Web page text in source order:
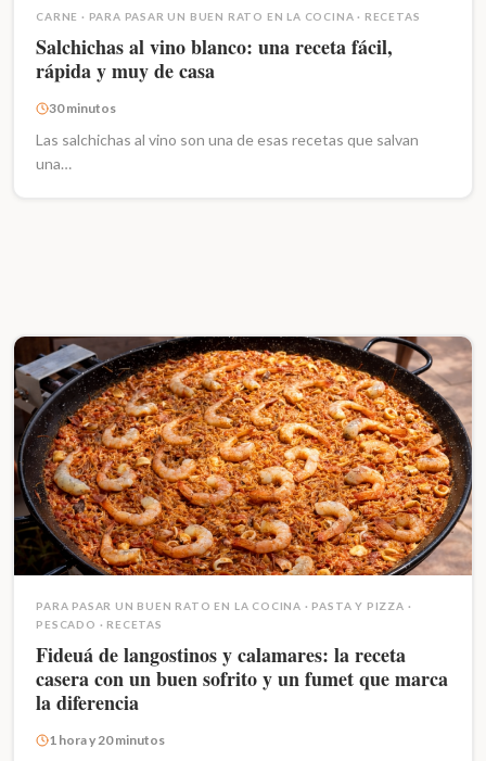
CARNE · PARA PASAR UN BUEN RATO EN LA COCINA · RECETAS
Salchichas al vino blanco: una receta fácil,
rápida y muy de casa
30 minutos
Las salchichas al vino son una de esas recetas que salvan
una…
PARA PASAR UN BUEN RATO EN LA COCINA · PASTA Y PIZZA ·
PESCADO · RECETAS
Fideuá de langostinos y calamares: la receta
casera con un buen sofrito y un fumet que marca
la diferencia
1 hora y 20 minutos